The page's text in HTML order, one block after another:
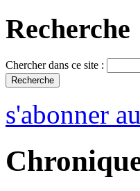
Recherche
Chercher dans ce site :
s'abonner